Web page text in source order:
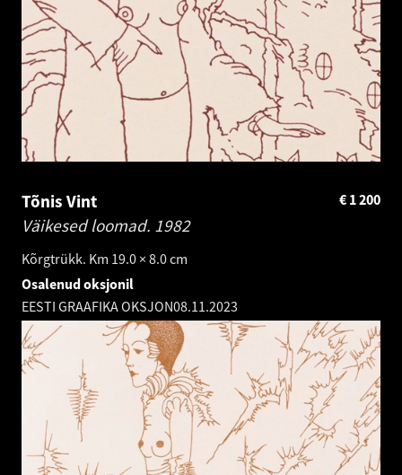
Tõnis Vint
Väikesed loomad. 1982
Kõrgtrükk. Km 19.0 × 8.0 cm
1 200
€
Osalenud oksjonil
EESTI GRAAFIKA OKSJON08.11.2023